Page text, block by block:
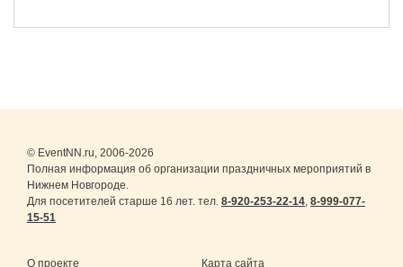
© EventNN.ru, 2006-2026
Полная информация об организации праздничных мероприятий в
Нижнем Новгороде.
Для посетителей старше 16 лет. тел. 8-920-253-22-14, 8-999-077-
15-51
О проекте Карта сайта